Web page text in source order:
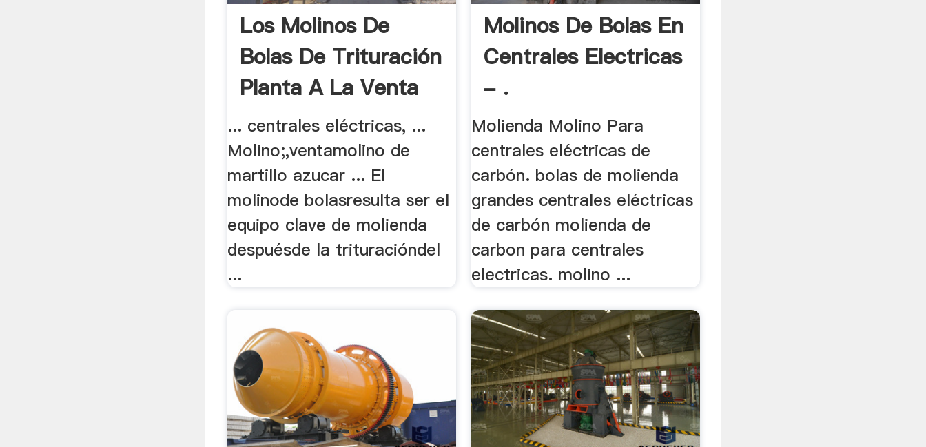
Los Molinos De
Bolas De Trituración
Planta A La Venta
... centrales eléctricas, ...
Molino;,ventamolino de
martillo azucar ... El
molinode bolasresulta ser el
equipo clave de molienda
despuésde la trituracióndel
...
Molinos De Bolas En
Centrales Electricas
- .
Molienda Molino Para
centrales eléctricas de
carbón. bolas de molienda
grandes centrales eléctricas
de carbón molienda de
carbon para centrales
electricas. molino ...